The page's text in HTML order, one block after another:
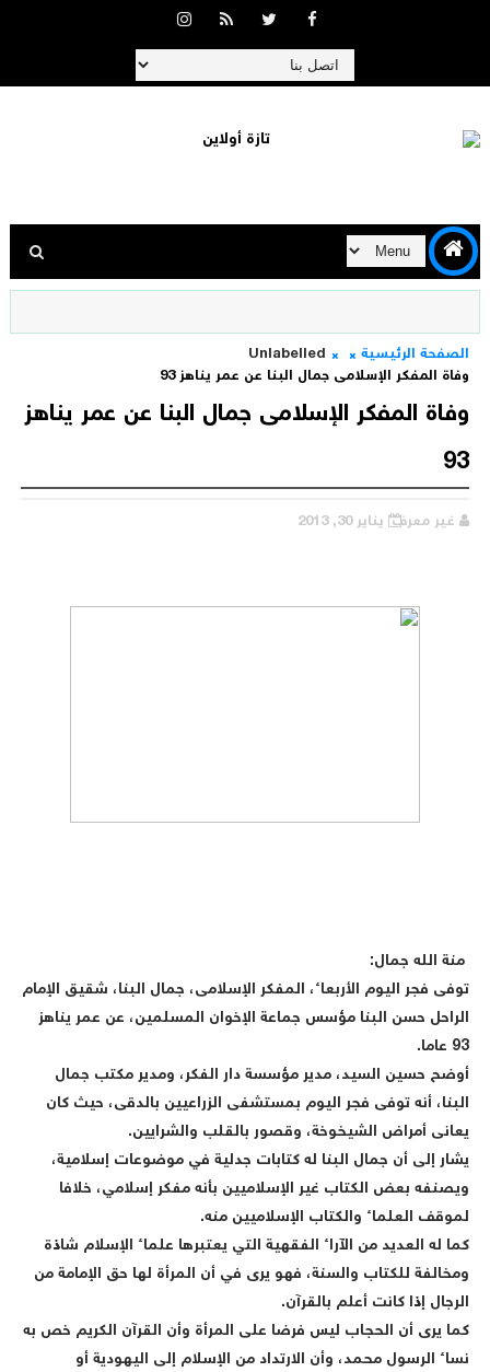
الصفحة الرئيسية
Unlabelled
وفاة المفكر الإسلامى جمال البنا عن عمر يناهز 93
وفاة المفكر الإسلامى جمال البنا عن عمر يناهز
93
غير معرف يناير 30, 2013
منة الله جمال:
توفى فجر اليوم الأربعاء، المفكر الإسلامى، جمال البنا، شقيق الإمام
الراحل حسن البنا مؤسس جماعة الإخوان المسلمين، عن عمر يناهز
93 عاما.
أوضح حسين السيد، مدير مؤسسة دار الفكر، ومدير مكتب جمال
البنا، أنه توفى فجر اليوم بمستشفى الزراعيين بالدقى، حيث كان
يعانى أمراض الشيخوخة، وقصور بالقلب والشرايين.
يشار إلى أن جمال البنا له كتابات جدلية في موضوعات إسلامية،
ويصنفه بعض الكتاب غير الإسلاميين بأنه مفكر إسلامي، خلافا
لموقف العلماء والكتاب الإسلاميين منه.
كما له العديد من الآراء الفقهية التي يعتبرها علماء الإسلام شاذة
ومخالفة للكتاب والسنة، فهو يرى في أن المرأة لها حق الإمامة من
الرجال إذا كانت أعلم بالقرآن.
كما يرى أن الحجاب ليس فرضا على المرأة وأن القرآن الكريم خص به
نساء الرسول محمد، وأن الارتداد من الإسلام إلى اليهودية أو